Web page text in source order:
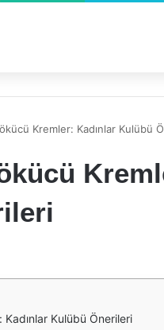
Kremler: Kadınlar Kulübü
Kulübü Önerileri